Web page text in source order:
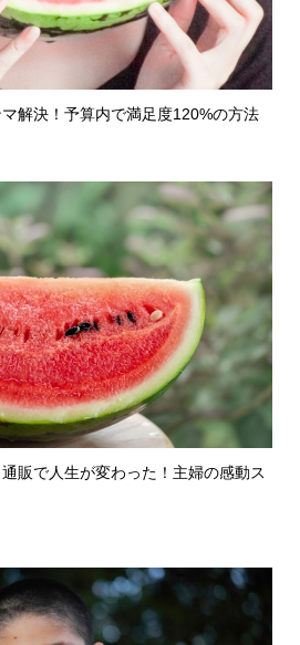
解決！予算内で満足度120%の方法
通販で人生が変わった！主婦の感動ス